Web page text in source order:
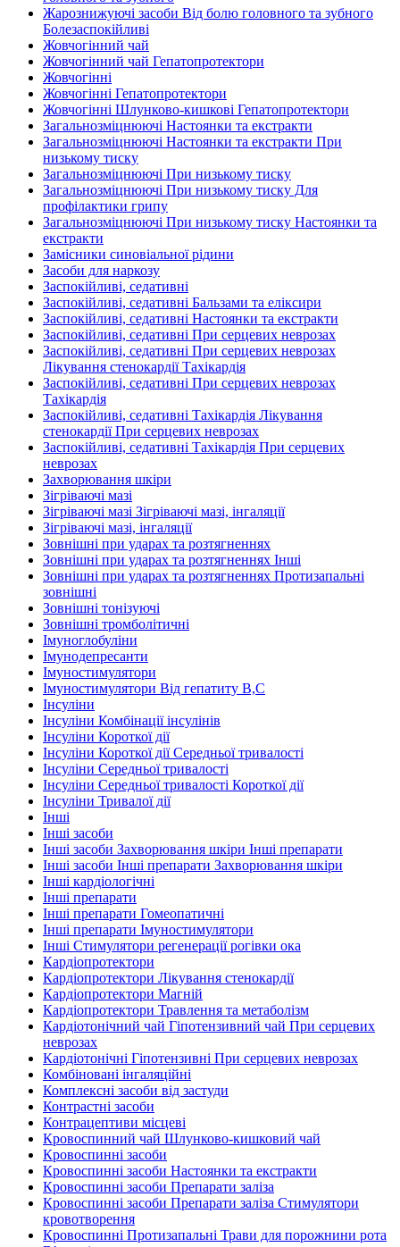
Жарознижуючі засоби Від болю головного та зубного
Болезаспокійливі
Жовчогінний чай
Жовчогінний чай Гепатопротектори
Жовчогінні
Жовчогінні Гепатопротектори
Жовчогінні Шлунково-кишкові Гепатопротектори
Загальнозміцнюючі Настоянки та екстракти
Загальнозміцнюючі Настоянки та екстракти При
низькому тиску
Загальнозміцнюючі При низькому тиску
Загальнозміцнюючі При низькому тиску Для
профілактики грипу
Загальнозміцнюючі При низькому тиску Настоянки та
екстракти
Замісники синовіальної рідини
Засоби для наркозу
Заспокійливі, седативні
Заспокійливі, седативні Бальзами та еліксири
Заспокійливі, седативні Настоянки та екстракти
Заспокійливі, седативні При серцевих неврозах
Заспокійливі, седативні При серцевих неврозах
Лікування стенокардії Тахікардія
Заспокійливі, седативні При серцевих неврозах
Тахікардія
Заспокійливі, седативні Тахікардія Лікування
стенокардії При серцевих неврозах
Заспокійливі, седативні Тахікардія При серцевих
неврозах
Захворювання шкіри
Зігріваючі мазі
Зігріваючі мазі Зігріваючі мазі, інгаляції
Зігріваючі мазі, інгаляції
Зовнішні при ударах та розтягненнях
Зовнішні при ударах та розтягненнях Інші
Зовнішні при ударах та розтягненнях Протизапальні
зовнішні
Зовнішні тонізуючі
Зовнішні тромболітичні
Імуноглобуліни
Імунодепресанти
Імуностимулятори
Імуностимулятори Від гепатиту В,С
Інсуліни
Інсуліни Комбінації інсулінів
Інсуліни Короткої дії
Інсуліни Короткої дії Середньої тривалості
Інсуліни Середньої тривалості
Інсуліни Середньої тривалості Короткої дії
Інсуліни Тривалої дії
Інші
Інші засоби
Інші засоби Захворювання шкіри Інші препарати
Інші засоби Інші препарати Захворювання шкіри
Інші кардіологічні
Інші препарати
Інші препарати Гомеопатичні
Інші препарати Імуностимулятори
Інші Стимулятори регенерації рогівки ока
Кардіопротектори
Кардіопротектори Лікування стенокардії
Кардіопротектори Магній
Кардіопротектори Травлення та метаболізм
Кардіотонічний чай Гіпотензивний чай При серцевих
неврозах
Кардіотонічні Гіпотензивні При серцевих неврозах
Комбіновані інгаляційні
Комплексні засоби від застуди
Контрастні засоби
Контрацептиви місцеві
Кровоспинний чай Шлунково-кишковий чай
Кровоспинні засоби
Кровоспинні засоби Настоянки та екстракти
Кровоспинні засоби Препарати заліза
Кровоспинні засоби Препарати заліза Стимулятори
кровотворення
Кровоспинні Протизапальні Трави для порожнини рота